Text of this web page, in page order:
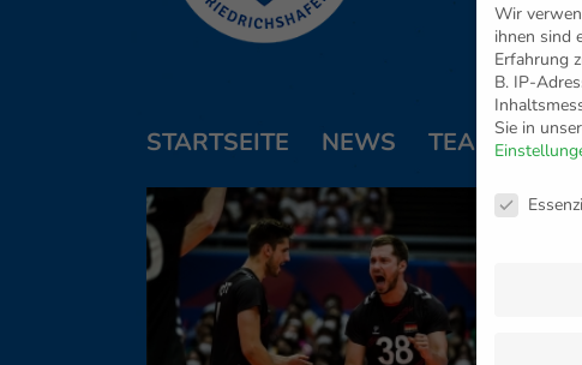
STARTSEITE NEWS TEAM
Wir
ihnen sind
Erfahrung
B. IP-
Sie in